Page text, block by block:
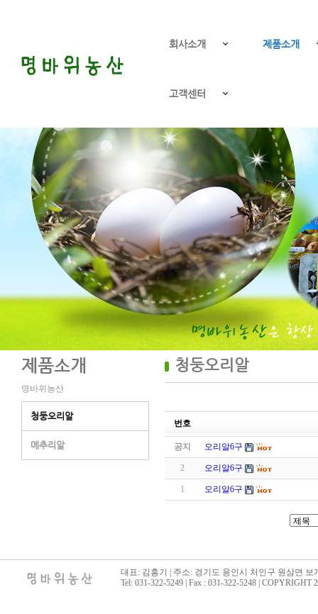
회사소개 제품소개
고객센터
제품소개
명바위농산
청둥오리알
메추리알
청둥오리알
번호
공지 오리알6구
2 오리알6구
1 오리알6구
대표: 김흥기 | 주소: 경기도 용인시 처인구 원삼면 보
Tel: 031-322-5249 | Fax : 031-322-5248 |